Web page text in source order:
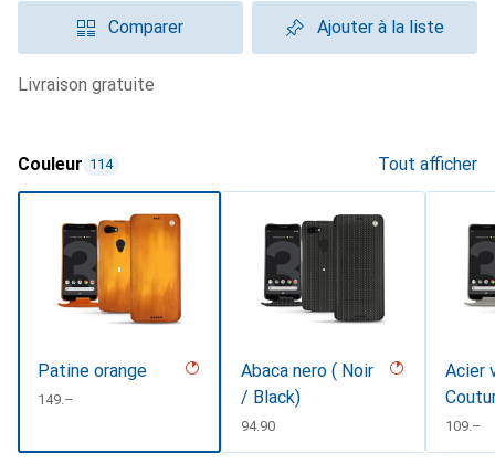
Comparer Ajouter à la liste
livraison gratuite
Couleur 114 Tout afficher
Patine orange
CHF
149.–
Abaca nero ( Noir
/ Black)
CHF
94.90
Acier
CHF
109.–